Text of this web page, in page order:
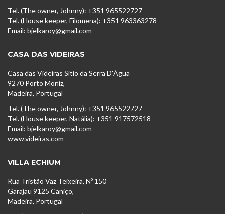
Tel. (The owner, Johnny): +351 965522727
Tel. (House keeper, Filomena): +351 963363278
Email: bjelkaroy@gmail.com
CASA DAS VIDEIRAS
Casa das Videiras Sítio da Serra D'Água
9270 Porto Moniz,
Madeira, Portugal
Tel. (The owner, Johnny): +351 965522727
Tel. (House keeper, Natália): +351 917572518
Email: bjelkaroy@gmail.com
www.videiras.com
VILLA ECHIUM
Rua Tristão Vaz Teixeira, Nº 150
Garajau 9125 Caniço,
Madeira, Portugal